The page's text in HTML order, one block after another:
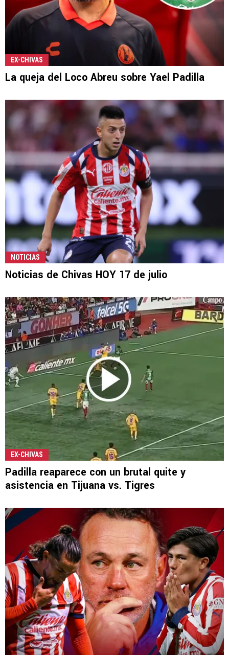
EX-CHIVAS
La queja del Loco Abreu sobre Yael Padilla
NOTICIAS
Noticias de Chivas HOY 17 de julio
EX-CHIVAS
Padilla reaparece con un brutal quite y
asistencia en Tijuana vs. Tigres